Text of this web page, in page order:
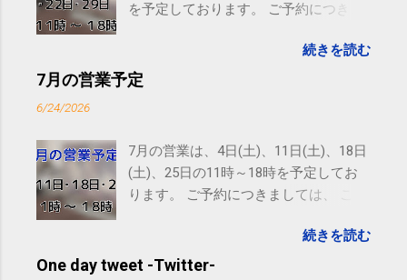
を予定しております。 ご予約につきま
す。 電話に出られないことがあります
ので、ご予約、お問い合わせは
続きを読む
7月の営業予定
6/24/2026
7月の営業は、4日(土)、11日(土)、18日
(土)、25日の11時～18時を予定してお
ります。 ご予約につきましては、 こち
れないことがありますので、ご予約、
お問い合わせはSMS（ショートメッセ
続きを読む
One day tweet -Twitter-